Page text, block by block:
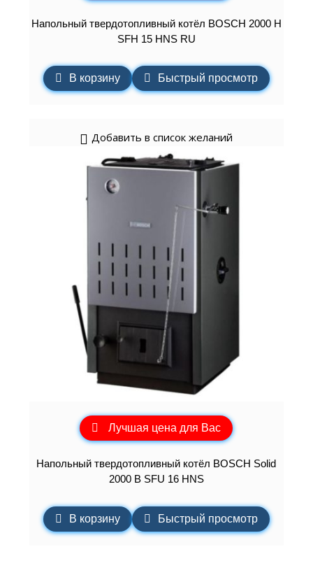
Напольный твердотопливный котёл BOSCH 2000 H
SFH 15 HNS RU
В корзину Быстрый просмотр
Добавить в список желаний
Лучшая цена для Вас
Напольный твердотопливный котёл BOSCH Solid
2000 B SFU 16 HNS
В корзину Быстрый просмотр